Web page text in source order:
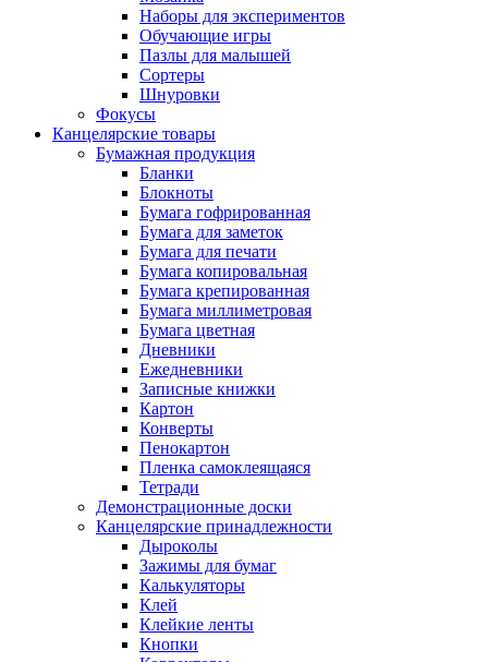
Наборы для экспериментов
Обучающие игры
Пазлы для малышей
Сортеры
Шнуровки
Фокусы
Канцелярские товары
Бумажная продукция
Бланки
Блокноты
Бумага гофрированная
Бумага для заметок
Бумага для печати
Бумага копировальная
Бумага крепированная
Бумага миллиметровая
Бумага цветная
Дневники
Ежедневники
Записные книжки
Картон
Конверты
Пенокартон
Пленка самоклеящаяся
Тетради
Демонстрационные доски
Канцелярские принадлежности
Дыроколы
Зажимы для бумаг
Калькуляторы
Клей
Клейкие ленты
Кнопки